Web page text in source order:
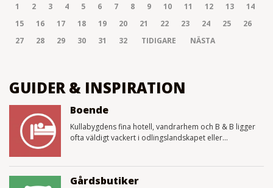
1 2 3 4 5 6 7 8 9 10 11 12 13
14
15
16 17 18 19 20 21 22 23 24 25
26
27
28 29 30 31 32 TIDIGARE NÄSTA
GUIDER & INSPIRATION
Boende
Kullabygdens fina hotell, vandrarhem och B & B ligger
ofta väldigt vackert i odlingslandskapet eller...
Gårdsbutiker